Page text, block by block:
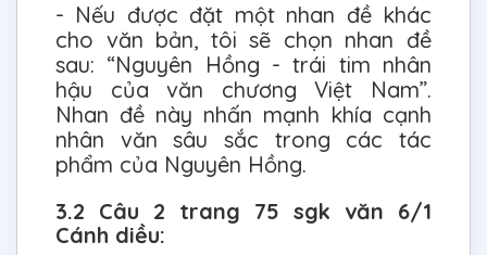
- Nếu được đặt một nhan đề khác
cho văn bản, tôi sẽ chọn nhan đề
sau: “Nguyên Hồng - trái tim nhân
hậu của văn chương Việt Nam”.
Nhan đề này nhấn mạnh khía cạnh
nhân văn sâu sắc trong các tác
phẩm của Nguyên Hồng.
3.2 Câu 2 trang 75 sgk văn 6/1
Cánh diều: